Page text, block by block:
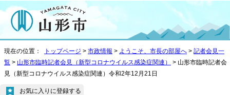
現在の位置： トップページ > 市政情報 > ようこそ、市長の部屋へ > 記者会見一
覧 > 山形市臨時記者会見（新型コロナウイルス感染症関連）
> 山形市臨時記者会
見（新型コロナウイルス感染症関連）令和2年12月21日
お気に入りに登録する